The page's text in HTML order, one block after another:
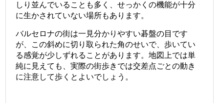
しり並んでいることも多く、せっかくの機能が十分
に生かされていない場所もあります。
バルセロナの街は一見分かりやすい碁盤の目です
が、この斜めに切り取られた角のせいで、歩いてい
る感覚が少しずれることがあります。地図上では単
純に見えても、実際の街歩きでは交差点ごとの動き
に注意して歩くとよいでしょう。